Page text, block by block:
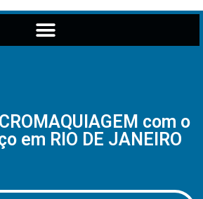
com o
em RIO DE JANEIRO